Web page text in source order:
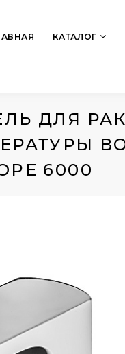
КАТАЛОГ
ДЛЯ
6000